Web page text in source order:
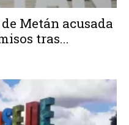
Metán acusada
tras...